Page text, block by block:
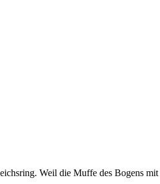
Weil die Muffe des Bogens